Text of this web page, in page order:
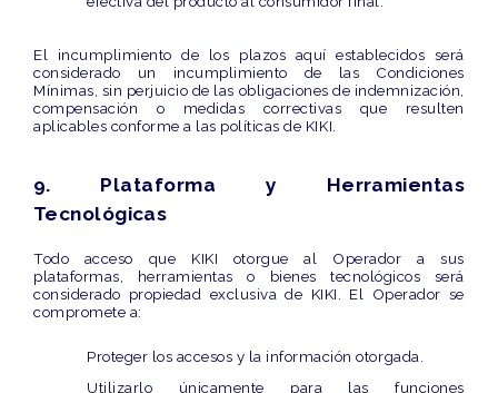
El incumplimiento de los plazos aquí establecidos será
considerado un incumplimiento de las Condiciones
Mínimas , sin perjuicio de las obligaciones de indemnización,
compensación o medidas correctivas que resulten
aplicables conforme a las políticas de KIKI.
9. Plataforma y Herramientas
Tecnológicas
Todo acceso que KIKI otorgue al Operador a sus
plataformas, herramientas o bienes tecnológicos será
considerado propiedad exclusiva de KIKI. El Operador se
compromete a:
Proteger los accesos y la información otorgada.
Utilizarlo únicamente para las funciones